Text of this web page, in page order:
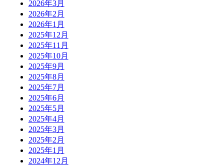
2026年3月
2026年2月
2026年1月
2025年12月
2025年11月
2025年10月
2025年9月
2025年8月
2025年7月
2025年6月
2025年5月
2025年4月
2025年3月
2025年2月
2025年1月
2024年12月